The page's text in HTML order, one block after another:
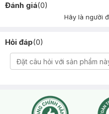
Đánh giá(0)
Hãy là người
Hỏi đáp(0)